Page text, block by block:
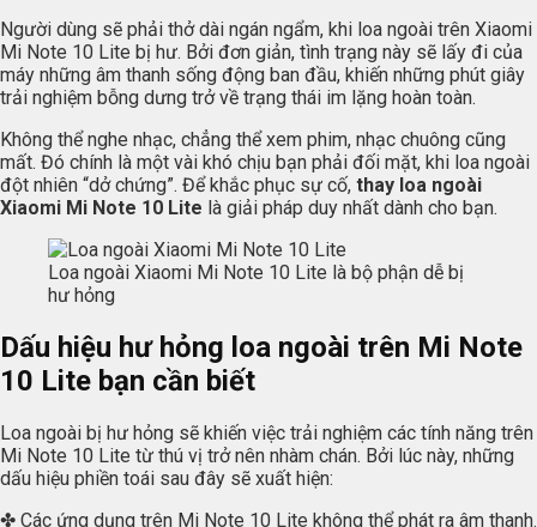
Người dùng sẽ phải thở dài ngán ngẩm, khi loa ngoài trên Xiaomi
Mi Note 10 Lite bị hư. Bởi đơn giản, tình trạng này sẽ lấy đi của
máy những âm thanh sống động ban đầu, khiến những phút giây
trải nghiệm bỗng dưng trở về trạng thái im lặng hoàn toàn.
Không thể nghe nhạc, chẳng thể xem phim, nhạc chuông cũng
mất. Đó chính là một vài khó chịu bạn phải đối mặt, khi loa ngoài
đột nhiên “dở chứng”. Để khắc phục sự cố, thay loa ngoài
Xiaomi Mi Note 10 Lite là giải pháp duy nhất dành cho bạn.
Loa ngoài Xiaomi Mi Note 10 Lite là bộ phận dễ bị
hư hỏng
Dấu hiệu hư hỏng loa ngoài trên Mi Note
10 Lite bạn cần biết
Loa ngoài bị hư hỏng sẽ khiến việc trải nghiệm các tính năng trên
Mi Note 10 Lite từ thú vị trở nên nhàm chán. Bởi lúc này, những
dấu hiệu phiền toái sau đây sẽ xuất hiện:
✤ Các ứng dụng trên Mi Note 10 Lite không thể phát ra âm thanh.